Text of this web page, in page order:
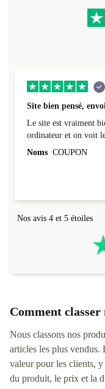
Site bien pensé,
Le site est vraiment
ordinateur et on voit
évoluer au fil des
Noms COUPON
Nos avis 4 et 5 étoiles
Comment
Nous classons nos
articles les plus vendus.
valeur pour les clients,
du produit, le prix et la